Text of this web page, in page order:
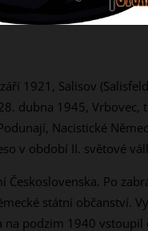
1921, Salisov
dubna 1945, Vrbovec,
Nacistické
v období II. světové
Československa. Po
státní občanství.
na podzim 1940 vstoupil